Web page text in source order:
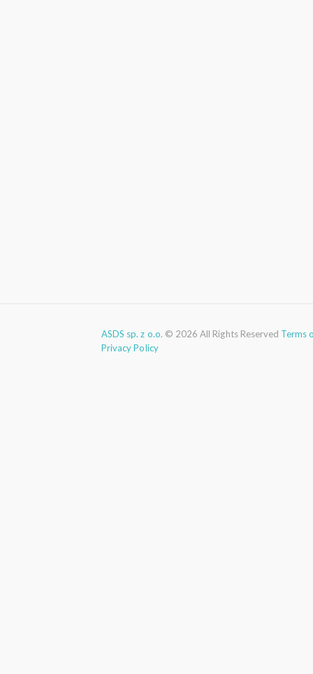
ASDS sp. z o.o. © 2026 All Rights Reserved Terms
Privacy Policy